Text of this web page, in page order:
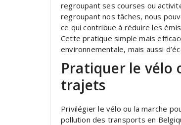
regroupant ses courses ou
regroupant nos tâches, nous
ce qui contribue à réduire les
Cette pratique simple mais
environnementale, mais aussi
Pratiquer le vélo
trajets
Privilégier le vélo ou la marche
pollution des transports en